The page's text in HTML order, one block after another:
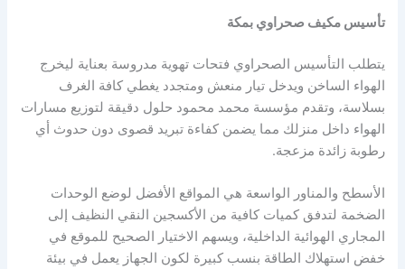
تأسيس مكيف صحراوي بمكة
يتطلب التأسيس الصحراوي فتحات تهوية مدروسة بعناية ليخرج
الهواء الساخن ويدخل تيار منعش ومتجدد يغطي كافة الغرف
بسلاسة، وتقدم مؤسسة محمد محمود حلول دقيقة لتوزيع مسارات
الهواء داخل منزلك مما يضمن كفاءة تبريد قصوى دون حدوث أي
رطوبة زائدة مزعجة.
الأسطح والمناور الواسعة هي المواقع الأفضل لوضع الوحدات
الضخمة لتدفق كميات كافية من الأكسجين النقي النظيف إلى
المجاري الهوائية الداخلية، ويسهم الاختيار الصحيح للموقع في
خفض استهلاك الطاقة بنسب كبيرة لكون الجهاز يعمل في بيئة